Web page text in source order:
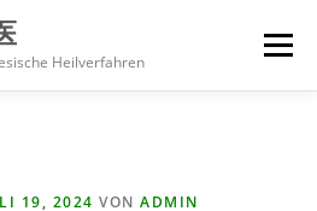
Heilverfahren
Menü
19, 2024 VON ADMIN